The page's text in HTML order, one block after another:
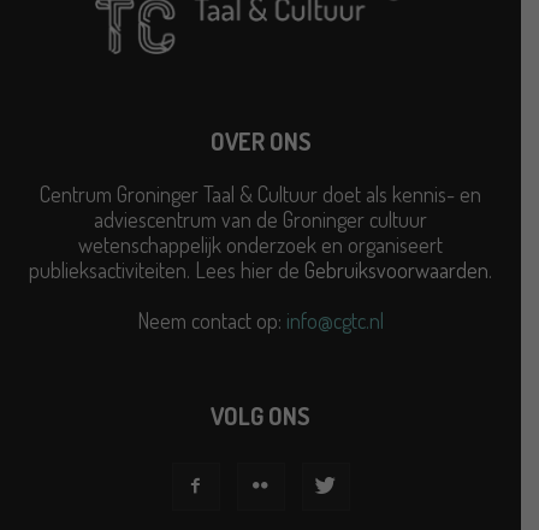
OVER ONS
Centrum Groninger Taal & Cultuur doet als kennis- en
adviescentrum van de Groninger cultuur
wetenschappelijk onderzoek en organiseert
publieksactiviteiten. Lees hier de Gebruiksvoorwaarden.
Neem contact op: info@cgtc.nl
VOLG ONS